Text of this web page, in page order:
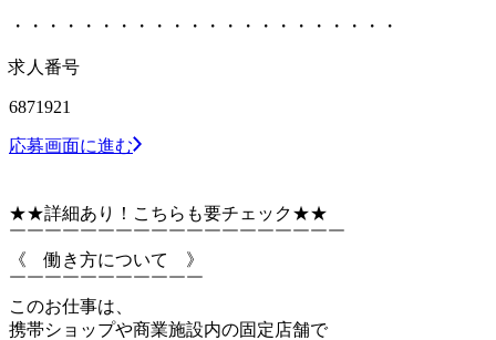
・・・・・・・・・・・・・・・・・・・・・・
求人番号
6871921
応募画面に進む
★★詳細あり！こちらも要チェック★★
￣￣￣￣￣￣￣￣￣￣￣￣￣￣￣￣￣￣￣
《 働き方について 》
￣￣￣￣￣￣￣￣￣￣￣
このお仕事は、
携帯ショップや商業施設内の固定店舗で